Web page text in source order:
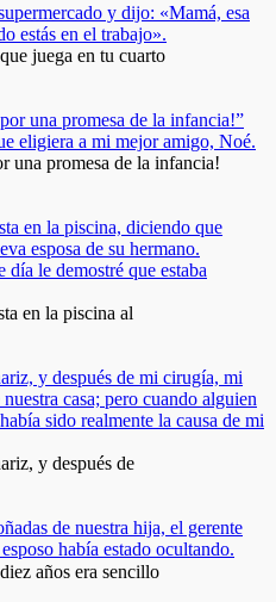
y dijo: «Mamá, esa
estás en el trabajo».
juega en tu cuarto
una promesa de la infancia!”
eligiera a mi mejor amigo, Noé.
una promesa de la infancia!
en la piscina, diciendo que
esposa de su hermano.
día le demostré que estaba
en la piscina al
y después de mi cirugía, mi
casa; pero cuando alguien
sido realmente la causa de mi
y después de
de nuestra hija, el gerente
había estado ocultando.
años era sencillo